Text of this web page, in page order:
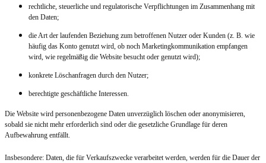
rechtliche, steuerliche und regulatorische Verpflichtungen im Zusammenhang mit
den Daten;
die Art der laufenden Beziehung zum betroffenen Nutzer oder Kunden (z. B. wie
häufig das Konto genutzt wird, ob noch Marketingkommunikation empfangen
wird, wie regelmäßig die Website besucht oder genutzt wird);
konkrete Löschanfragen durch den Nutzer;
berechtigte geschäftliche Interessen.
Die Website wird personenbezogene Daten unverzüglich löschen oder anonymisieren,
sobald sie nicht mehr erforderlich sind oder die gesetzliche Grundlage für deren
Aufbewahrung entfällt.
Insbesondere: Daten, die für Verkaufszwecke verarbeitet werden, werden für die Dauer der